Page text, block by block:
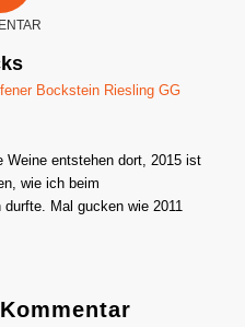
Bockstein Riesling GG
entstehen dort, 2015 ist
wie ich beim
Mal gucken wie 2011